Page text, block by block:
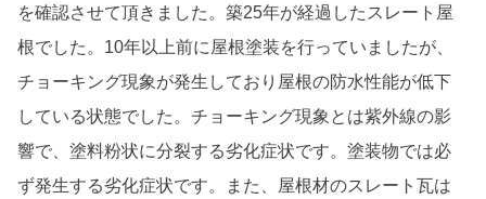
を確認させて頂きました。築25年が経過したスレート屋
根でした。10年以上前に屋根塗装を行っていましたが、
チョーキング現象が発生しており屋根の防水性能が低下
している状態でした。チョーキング現象とは紫外線の影
響で、塗料粉状に分裂する劣化症状です。塗装物では必
ず発生する劣化症状です。また、屋根材のスレート瓦は